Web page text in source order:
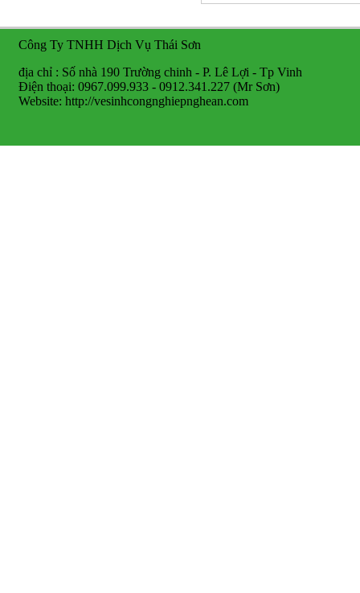
Công Ty TNHH Dịch Vụ Thái Sơn
địa chỉ : Số nhà 190 Trường chinh - P. Lê Lợi - Tp Vinh
Điện thoại: 0967.099.933 - 0912.341.227 (Mr Sơn)
Website: http://vesinhcongnghiepnghean.com